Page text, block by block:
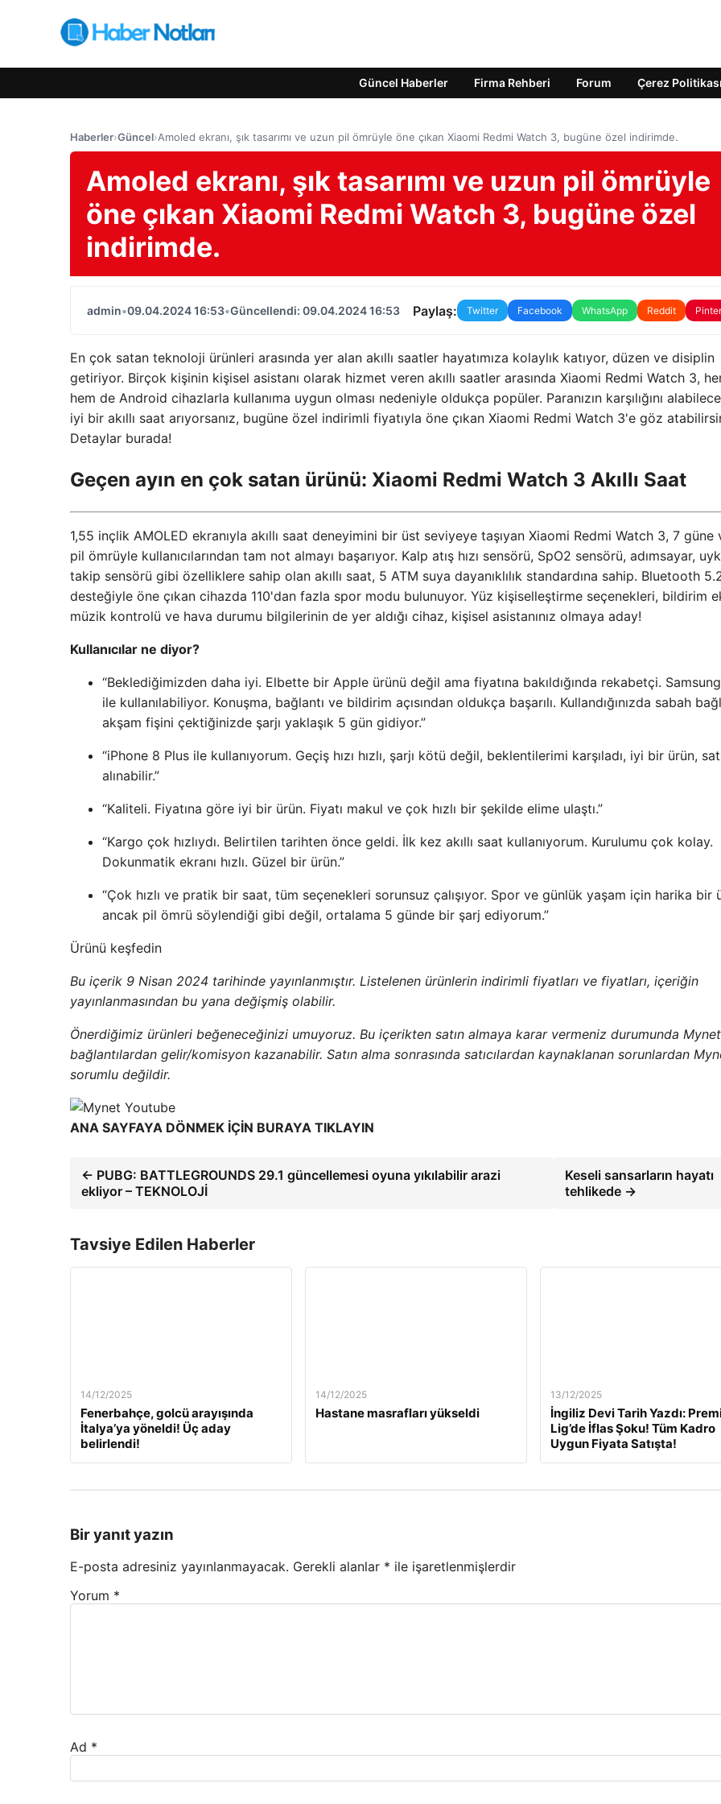
Güncel Haberler Firma Rehberi Forum Çerez Politikası
Haberler›Güncel›Amoled ekranı, şık tasarımı ve uzun pil ömrüyle öne çıkan Xiaomi Redmi Watch 3, bugüne özel indirimde.
Amoled ekranı, şık tasarımı ve uzun pil ömrüyle
öne çıkan Xiaomi Redmi Watch 3, bugüne özel
indirimde.
admin•09.04.2024 16:53•Güncellendi: 09.04.2024 16:53 Paylaş: Twitter Facebook WhatsApp Reddit
En çok satan teknoloji ürünleri arasında yer alan akıllı saatler hayatımıza kolaylık katıyor, düzen ve disiplin
getiriyor. Birçok kişinin kişisel asistanı olarak hizmet veren akıllı saatler arasında Xiaomi Redmi Watch 3,
hem de Android cihazlarla kullanıma uygun olması nedeniyle oldukça popüler. Paranızın karşılığını
iyi bir akıllı saat arıyorsanız, bugüne özel indirimli fiyatıyla öne çıkan Xiaomi Redmi Watch 3'e göz
Detaylar burada!
Geçen ayın en çok satan ürünü: Xiaomi Redmi Watch 3 Akıllı Saat
1,55 inçlik AMOLED ekranıyla akıllı saat deneyimini bir üst seviyeye taşıyan Xiaomi Redmi Watch 3, 7 güne
pil ömrüyle kullanıcılarından tam not almayı başarıyor. Kalp atış hızı sensörü, SpO2 sensörü, adımsayar,
takip sensörü gibi özelliklere sahip olan akıllı saat, 5 ATM suya dayanıklılık standardına sahip. Bluetooth
desteğiyle öne çıkan cihazda 110'dan fazla spor modu bulunuyor. Yüz kişiselleştirme seçenekleri, bildirim
müzik kontrolü ve hava durumu bilgilerinin de yer aldığı cihaz, kişisel asistanınız olmaya aday!
Kullanıcılar ne diyor?
“Beklediğimizden daha iyi. Elbette bir Apple ürünü değil ama fiyatına bakıldığında rekabetçi.
ile kullanılabiliyor. Konuşma, bağlantı ve bildirim açısından oldukça başarılı. Kullandığınızda sabah
akşam fişini çektiğinizde şarjı yaklaşık 5 gün gidiyor.”
“iPhone 8 Plus ile kullanıyorum. Geçiş hızı hızlı, şarjı kötü değil, beklentilerimi karşıladı, iyi bir ürün,
alınabilir.”
“Kaliteli. Fiyatına göre iyi bir ürün. Fiyatı makul ve çok hızlı bir şekilde elime ulaştı.”
“Kargo çok hızlıydı. Belirtilen tarihten önce geldi. İlk kez akıllı saat kullanıyorum. Kurulumu çok kolay.
Dokunmatik ekranı hızlı. Güzel bir ürün.”
“Çok hızlı ve pratik bir saat, tüm seçenekleri sorunsuz çalışıyor. Spor ve günlük yaşam için harika bir
ancak pil ömrü söylendiği gibi değil, ortalama 5 günde bir şarj ediyorum.”
Ürünü keşfedin
Bu içerik 9 Nisan 2024 tarihinde yayınlanmıştır. Listelenen ürünlerin indirimli fiyatları ve fiyatları, içeriğin
yayınlanmasından bu yana değişmiş olabilir.
Önerdiğimiz ürünleri beğeneceğinizi umuyoruz. Bu içerikten satın almaya karar vermeniz durumunda
bağlantılardan gelir/komisyon kazanabilir. Satın alma sonrasında satıcılardan kaynaklanan sorunlardan
sorumlu değildir.
ANA SAYFAYA DÖNMEK İÇİN BURAYA TIKLAYIN
← PUBG: BATTLEGROUNDS 29.1 güncellemesi oyuna yıkılabilir arazi
ekliyor – TEKNOLOJİ
Keseli sansarların hayatı
tehlikede →
Tavsiye Edilen Haberler
14/12/2025
Fenerbahçe, golcü arayışında
İtalya’ya yöneldi! Üç aday
belirlendi!
14/12/2025
Hastane masrafları yükseldi
13/12/2025
İngiliz Devi Tarih Yazdı:
Lig’de İflas Şoku! Tüm Kadro
Uygun Fiyata Satışta!
Bir yanıt yazın
E-posta adresiniz yayınlanmayacak. Gerekli alanlar * ile işaretlenmişlerdir
Yorum *
Ad *